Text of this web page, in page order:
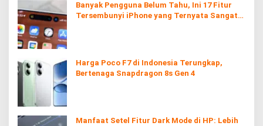
Banyak Pengguna Belum Tahu, Ini 17 Fitur
Tersembunyi iPhone yang Ternyata Sangat
Harga Poco F7 di Indonesia Terungkap,
Bertenaga Snapdragon 8s Gen 4
Manfaat Setel Fitur Dark Mode di HP: Lebih